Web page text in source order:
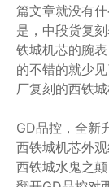
篇文章就没有
是，中段货复
铁城机芯的腕
的不错的就少
厂复刻的西铁
GD品控，全
西铁城机芯外
西铁城水鬼之